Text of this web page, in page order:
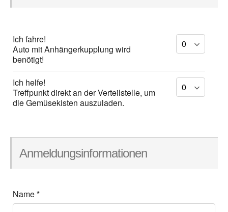
Ich fahre!
Auto mit Anhängerkupplung wird
benötigt!
Ich helfe!
Treffpunkt direkt an der Verteilstelle, um
die Gemüsekisten auszuladen.
Anmeldungsinformationen
Name*